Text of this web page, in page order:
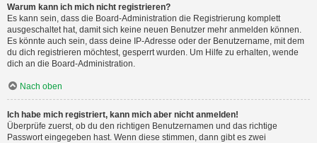
Warum kann ich mich nicht registrieren?
Es kann sein, dass die Board-Administration die Registrierung komplett
ausgeschaltet hat, damit sich keine neuen Benutzer mehr anmelden können.
Es könnte auch sein, dass deine IP-Adresse oder der Benutzername, mit dem
du dich registrieren möchtest, gesperrt wurden. Um Hilfe zu erhalten, wende
dich an die Board-Administration.
Nach oben
Ich habe mich registriert, kann mich aber nicht anmelden!
Überprüfe zuerst, ob du den richtigen Benutzernamen und das richtige
Passwort eingegeben hast. Wenn diese stimmen, dann gibt es zwei